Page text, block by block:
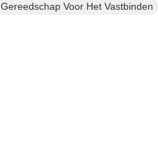
Gereedschap Voor Het Vastbinden